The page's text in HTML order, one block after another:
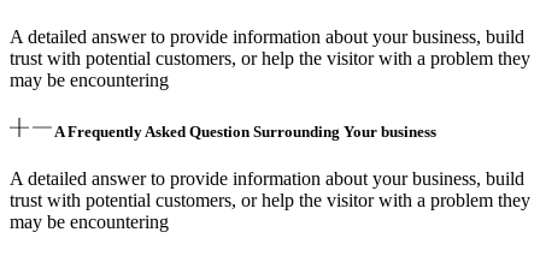
A detailed answer to provide information about your business, build
trust with potential customers, or help the visitor with a problem they
may be encountering
A Frequently Asked Question Surrounding Your business
A detailed answer to provide information about your business, build
trust with potential customers, or help the visitor with a problem they
may be encountering